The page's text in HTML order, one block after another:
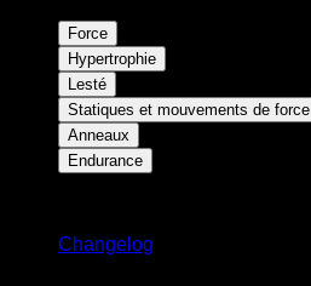
Force
Hypertrophie
Lesté
Statiques et mouvements de force
Anneaux
Endurance
Changelog